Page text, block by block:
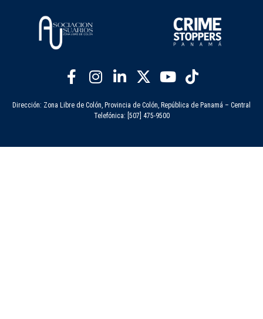
Dirección: Zona Libre de Colón, Provincia de Colón, República de Panamá – Central
Telefónica: [507] 475-9500